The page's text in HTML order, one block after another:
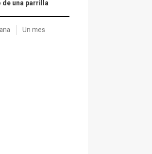
de una parrilla
Un mes